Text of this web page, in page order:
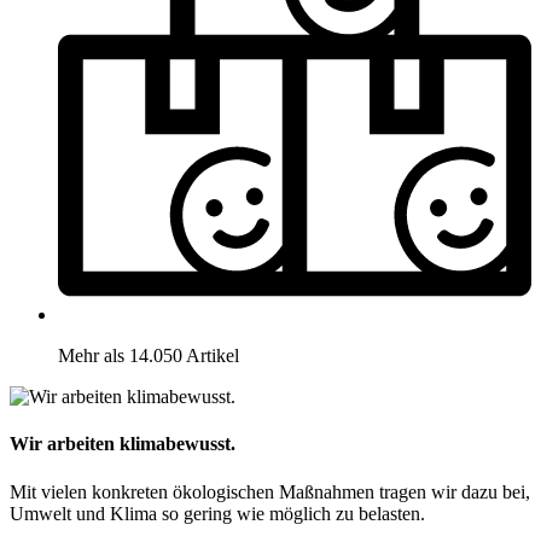
Mehr als 14.050 Artikel
Wir arbeiten klimabewusst.
Mit vielen konkreten ökologischen Maßnahmen tragen wir dazu bei,
Umwelt und Klima so gering wie möglich zu belasten.